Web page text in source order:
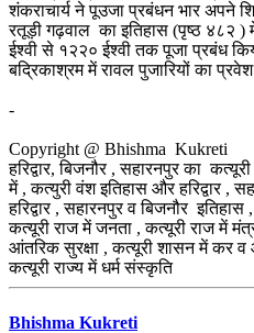
शंकराचार्य ने पूउजा प्रबंधन भार अपने
रतूड़ी गढ़वाल का इतिहास (पृष्ठ ४८२ )
ईश्वी से १२२० ईश्वी तक पूजा प्रबंध
बद्रिकाश्रम में रावल पुजारियों का
-
Copyright @ Bhishma Kukreti
हरिद्वार, बिजनौर , सहारनपुर का
में , कत्युरी वंश इतिहास और हरिद्वार ,
हरिद्वार , सहारनपुर व बिजनौर
कत्यूरी राज में जनता , कत्यूरी राज में
आंतरिक सुरक्षा , कत्यूरी शासन में कर
कत्यूरी राज्य में धर्म संस्कृति
Bhishma Kukreti